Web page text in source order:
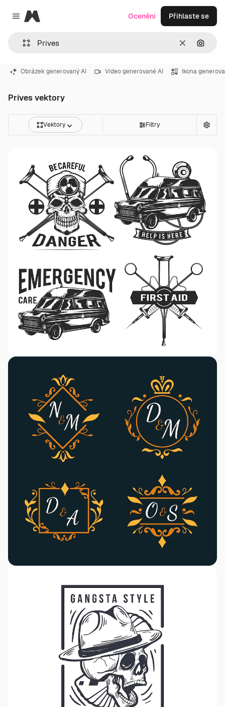
Close menu
Magnific
ZrušitHledat
Ocenění Přihlaste se
Obrázek generovaný AI Video generované AI Ikona
Prives vektory
Vektory Filtry